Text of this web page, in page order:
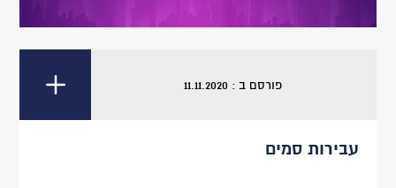
פורסם ב : 11.11.2020
עבירות סמים